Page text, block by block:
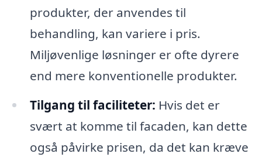
produkter, der anvendes til
behandling, kan variere i pris.
Miljøvenlige løsninger er ofte dyrere
end mere konventionelle produkter.
Tilgang til faciliteter: Hvis det er
svært at komme til facaden, kan dette
også påvirke prisen, da det kan kræve